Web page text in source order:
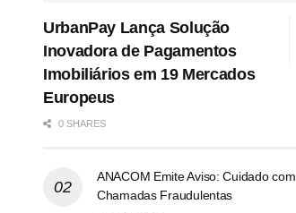
UrbanPay Lança Solução
Inovadora de Pagamentos
Imobiliários em 19 Mercados
Europeus
0 SHARES
ANACOM Emite Aviso: Cuidado com
Chamadas Fraudulentas